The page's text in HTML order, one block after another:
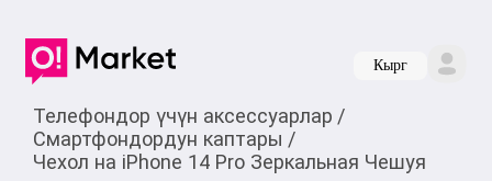
Кырг
Телефондор үчүн аксессуарлар /
Смартфондордун каптары /
Чехол на iPhone 14 Pro Зеркальная Чешуя